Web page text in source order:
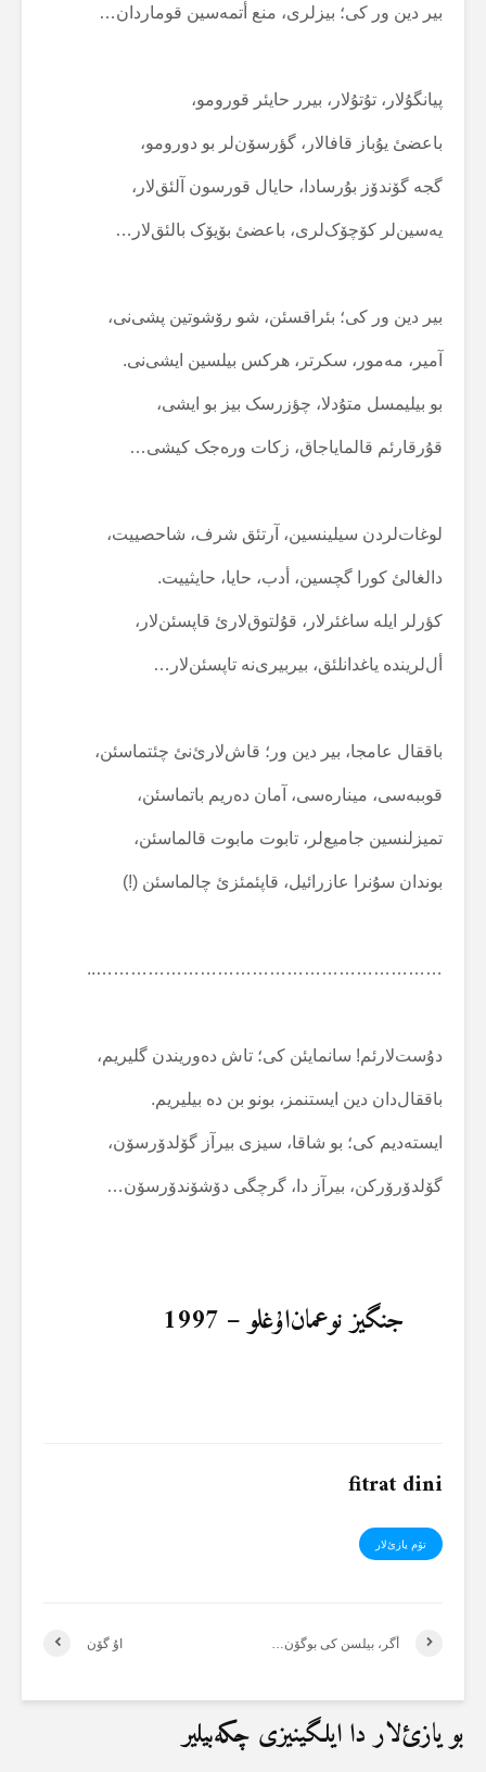
بیر دین ور کی؛ بیزلری، منع أتمەسین قوماردان…
پیانگۇلار، تۇتۇلار، بیرر حایئر قورومو،
باعضئ یۇباز قافالار، گؤرسۆن‌لر بو دورومو،
گجە گۆندۆز بۇرسادا، حایال قورسون آلئق‌لار،
یەسین‌لر کۆچۆک‌لری، باعضئ بۆیۆک بالئق‌لار…
بیر دین ور کی؛ بئراقسئن، شو رۆشوتین پشی‌نی،
آمیر، مەمور، سکرتر، هرکس بیلسین ایشی‌نی.
بو بیلیمسل متۇدلا، چؤزرسک بیز بو ایشی،
قۇرقارئم قالمایاجاق، زکات ورەجک کیشی…
لوغات‌لردن سیلینسین، آرتئق شرف، شاحصییت،
دالغالئ کورا گچسین، أدب، حایا، حایثییت.
کؤرلر ایلە ساغئرلار، قۇلتوق‌لارئ قاپسئن‌لار،
أل‌لریندە یاغدانلئق، بیربیری‌نە تاپسئن‌لار…
باققال عامجا، بیر دین ور؛ قاش‌لارئ‌نئ چئتماسئن،
قوببەسی، مینارەسی، آمان دەریم باتماسئن،
تمیزلنسین جامیع‌لر، تابوت مابوت قالماسئن،
بوندان سۇنرا عازرائیل، قاپئمئزئ چالماسئن (!)
……………………………………………………..
دۇست‌لارئم! سانمایئن کی؛ تاش دەوریندن گلیریم،
باققال‌دان دین ایستنمز، بونو بن دە بیلیریم.
ایستەدیم کی؛ بو شاقا، سیزی بیرآز گۆلدۆرسۆن،
گۆلدۆرۆرکن، بیرآز دا، گرچگی دۆشۆندۆرسۆن…
جنگیز نوعمان‌اۇغلو – 1997
fitrat dini
تۆم یازئ‌لار
اۇ گۆن أگر، بیلسن کی بوگۆن…
بو یازئ‌لار دا ایلگینیزی چکەبیلیر